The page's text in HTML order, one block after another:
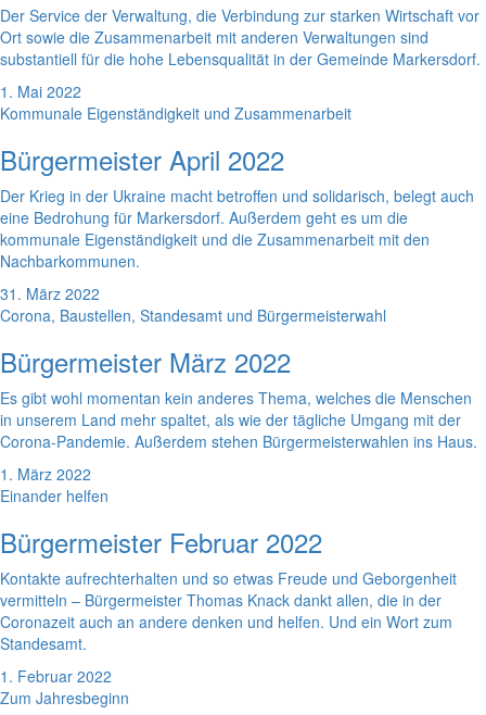
Der Service der Verwaltung, die Verbindung zur starken Wirtschaft vor
Ort sowie die Zusammenarbeit mit anderen Verwaltungen sind
substantiell für die hohe Lebensqualität in der Gemeinde Markersdorf.
1. Mai 2022
Kommunale Eigenständigkeit und Zusammenarbeit
Bürgermeister April 2022
Der Krieg in der Ukraine macht betroffen und solidarisch, belegt auch
eine Bedrohung für Markersdorf. Außerdem geht es um die
kommunale Eigenständigkeit und die Zusammenarbeit mit den
Nachbarkommunen.
31. März 2022
Corona, Baustellen, Standesamt und Bürgermeisterwahl
Bürgermeister März 2022
Es gibt wohl momentan kein anderes Thema, welches die Menschen
in unserem Land mehr spaltet, als wie der tägliche Umgang mit der
Corona-Pandemie. Außerdem stehen Bürgermeisterwahlen ins Haus.
1. März 2022
Einander helfen
Bürgermeister Februar 2022
Kontakte aufrechterhalten und so etwas Freude und Geborgenheit
vermitteln – Bürgermeister Thomas Knack dankt allen, die in der
Coronazeit auch an andere denken und helfen. Und ein Wort zum
Standesamt.
1. Februar 2022
Zum Jahresbeginn